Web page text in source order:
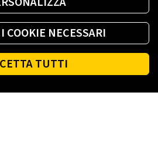
COOKIE NECESSARI
TUTTI